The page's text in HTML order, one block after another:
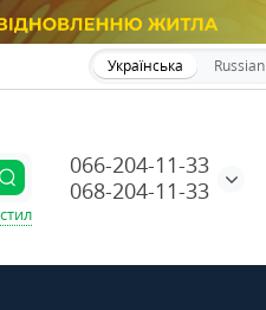
Українська Russian
066-204-11-33
068-204-11-33